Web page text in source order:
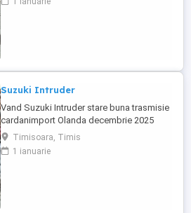
Suzuki Intruder
Vand Suzuki Intruder stare buna trasmisie
cardanimport Olanda decembrie 2025
inmatriculat RO IN FEBRUARIE Nu raspund
la mesaje.Schimb cu ATV plus sau minus
diferenta
Timisoara, Timis
1 ianuarie